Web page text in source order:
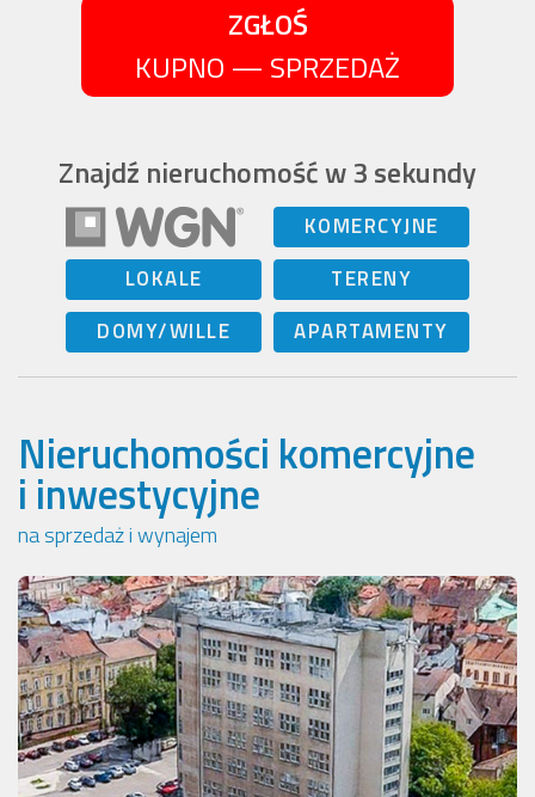
ZGŁOŚ
KUPNO — SPRZEDAŻ
Znajdź nieruchomość w 3 sekundy
KOMERCYJNE
LOKALE
TERENY
DOMY/WILLE
APARTAMENTY
Nieruchomości komercyjne
i inwestycyjne
na sprzedaż i wynajem